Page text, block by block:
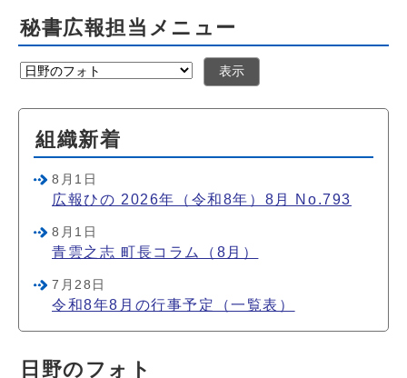
秘書広報担当メニュー
表示
組織新着
8月1日
広報ひの 2026年（令和8年）8月 No.793
8月1日
青雲之志 町長コラム（8月）
7月28日
令和8年8月の行事予定（一覧表）
日野のフォト